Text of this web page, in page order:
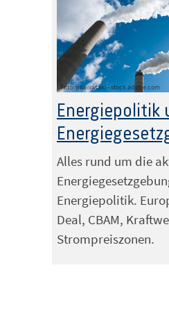
Foto: pkawasaki - stock.adobe.com
Energiepolitik
Alles rund um die
Energiepolitik.
Deal, CBAM,
Strompreiszonen.